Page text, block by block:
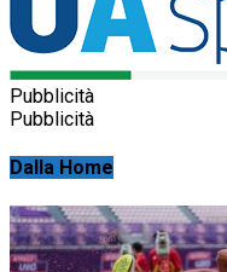
Pubblicità
Pubblicità
Dalla Home